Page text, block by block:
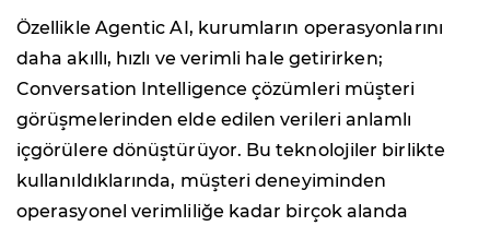
Özellikle Agentic AI, kurumların operasyonlarını
daha akıllı, hızlı ve verimli hale getirirken;
Conversation Intelligence çözümleri müşteri
görüşmelerinden elde edilen verileri anlamlı
içgörülere dönüştürüyor. Bu teknolojiler birlikte
kullanıldıklarında, müşteri deneyiminden
operasyonel verimliliğe kadar birçok alanda